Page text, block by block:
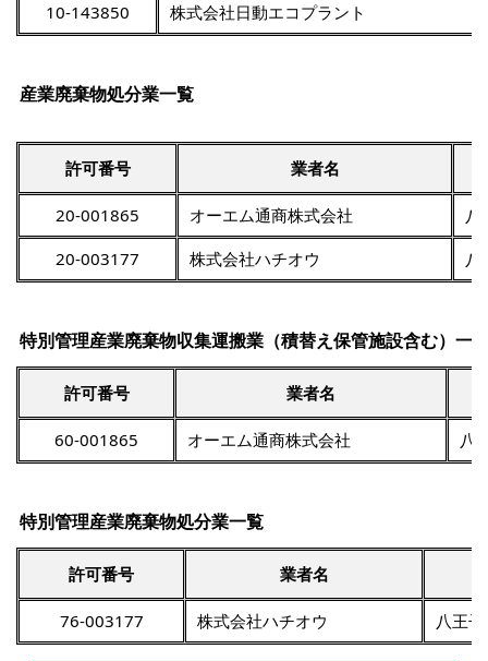
10-143850
株式会社日動エコプラント
産業廃棄物処分業一覧
許可番号 業者名
20-001865 オーエム通商株式会社
八
20-003177
株式会社ハチオウ 八
特別管理産業廃棄物収集運搬業（積替え保管施設含む）一
許可番号 業者名
60-001865 オーエム通商株式会社 八
特別管理産業廃棄物処分業一覧
許可番号 業者名
76-003177 株式会社ハチオウ 八王